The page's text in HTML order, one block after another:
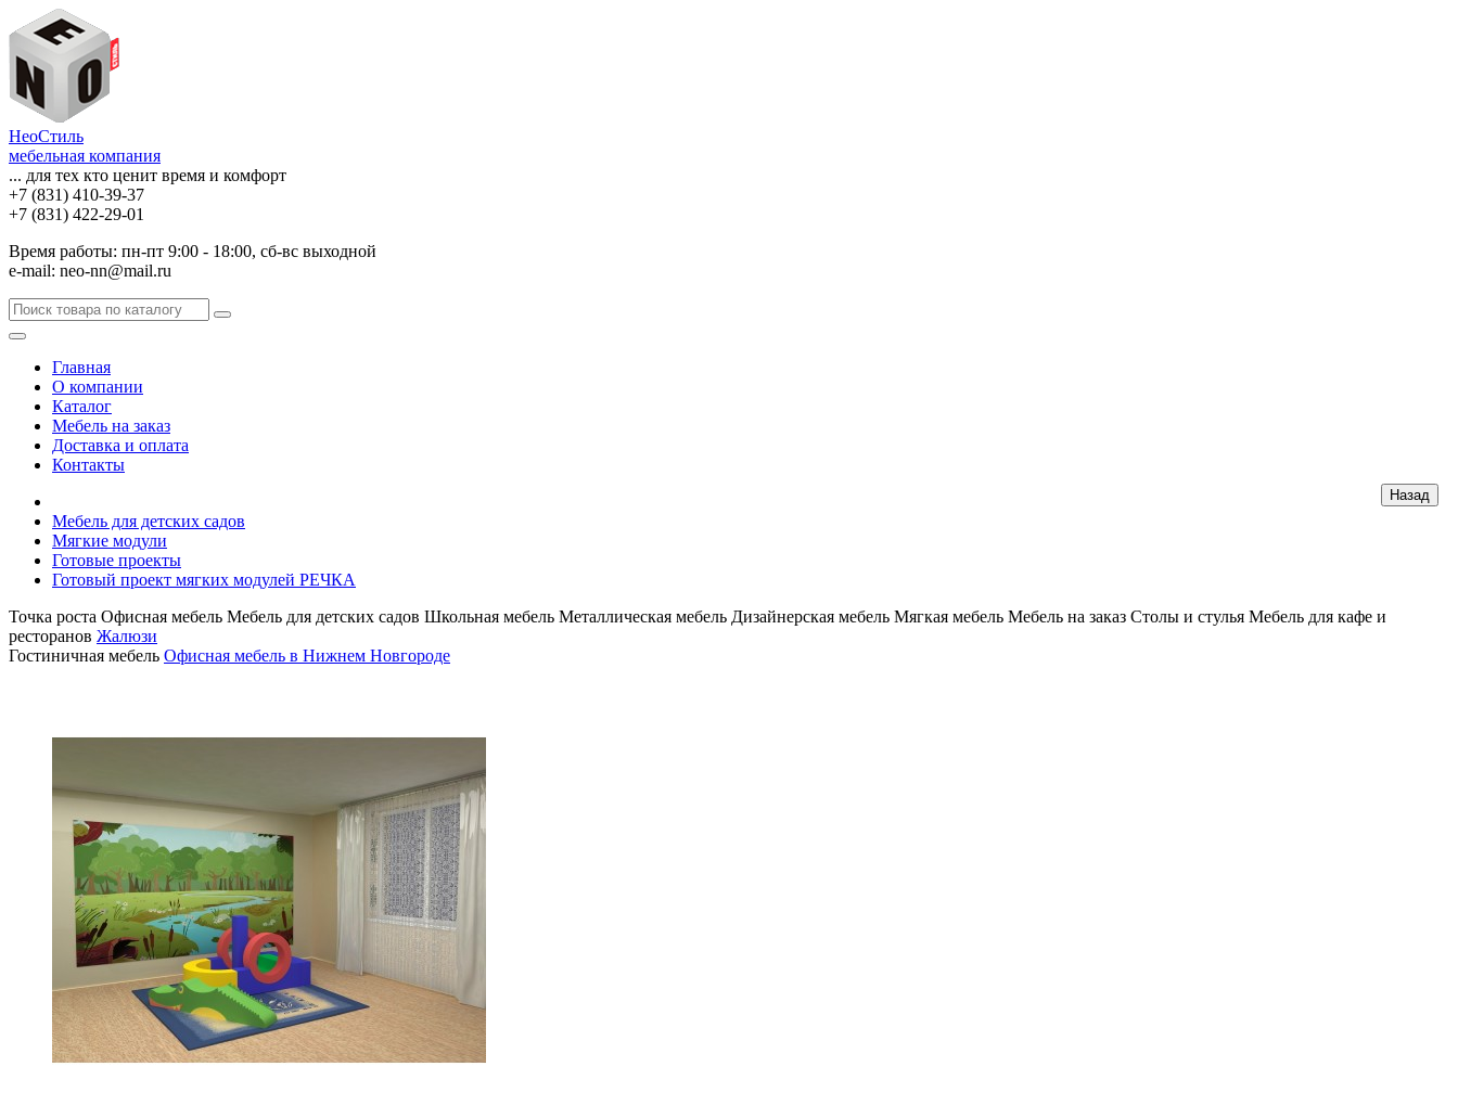
НеоСтиль
мебельная компания
... для тех кто ценит время и комфорт
+7 (831) 410-39-37
+7 (831) 422-29-01
Время работы: пн-пт 9:00 - 18:00, сб-вс выходной
e-mail: neo-nn@mail.ru
Главная
О компании
Каталог
Мебель на заказ
Доставка и оплата
Контакты
Мебель для детских садов
Мягкие модули
Готовые проекты
Готовый проект мягких модулей РЕЧКА
Точка роста Офисная мебель Мебель для детских садов Школьная мебель Металлическая мебель Дизайнерская мебель Мягкая мебель Мебель на заказ Столы и стулья Мебель для кафе и
ресторанов Жалюзи
Гостиничная мебель Офисная мебель в Нижнем Новгороде